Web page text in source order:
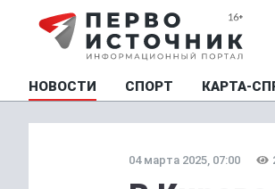
НОВОСТИ СПОРТ КАРТА-
04 марта 2025, 07:00